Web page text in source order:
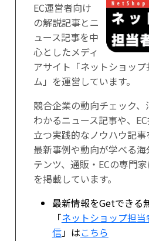
EC運営者向け
の解説記事とニ
ュース記事を中
心としたメディ
アサイト「ネットショッ
ム」を運営しています。
競合企業の動向チェック
わかるニュース記事や、
立つ実践的なノウハウ記
最新事例や動向が学べる
テンツ、通販・ECの専門
を掲載しています。
最新情報をGetできる
「ネットショップ担
信」はこちら